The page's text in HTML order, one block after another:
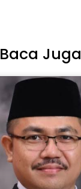
Baca Juga